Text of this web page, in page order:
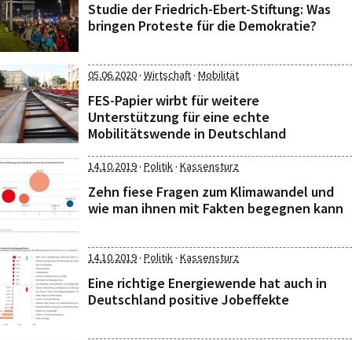
Studie der Friedrich-Ebert-Stiftung: Was
bringen Proteste für die Demokratie?
05.06.2020· Wirtschaft· Mobilität
FES-Papier wirbt für weitere
Unterstützung für eine echte
Mobilitätswende in Deutschland
14.10.2019· Politik· Kassensturz
Zehn fiese Fragen zum Klimawandel und
wie man ihnen mit Fakten begegnen kann
14.10.2019· Politik· Kassensturz
Eine richtige Energiewende hat auch in
Deutschland positive Jobeffekte